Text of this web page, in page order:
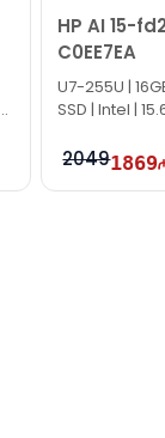
HP AI 15-
C0EE7EA
U7-255U |
SSD | Intel |
20491869